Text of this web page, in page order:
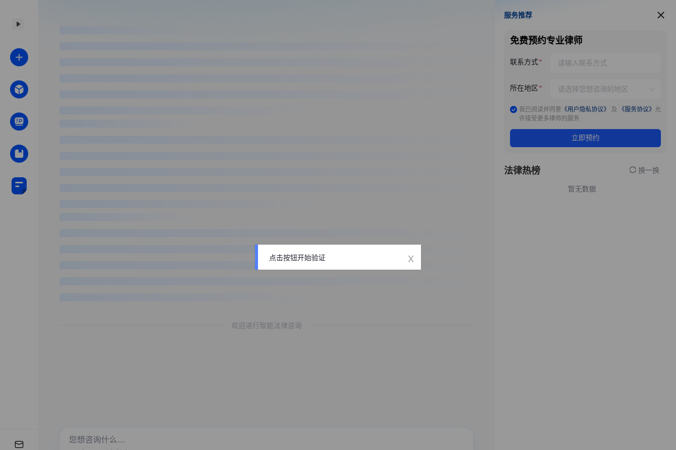
欢迎进行智能法律咨询
服务推荐
服务推荐
免费预约专业律师
联系方式
所在地区
我已阅读并同意 《用户隐私协议》 及 《服务协议》 允
许接受更多律师的服务
立即预约
法律热榜 换一换
暂无数据
点击按钮开始验证 x